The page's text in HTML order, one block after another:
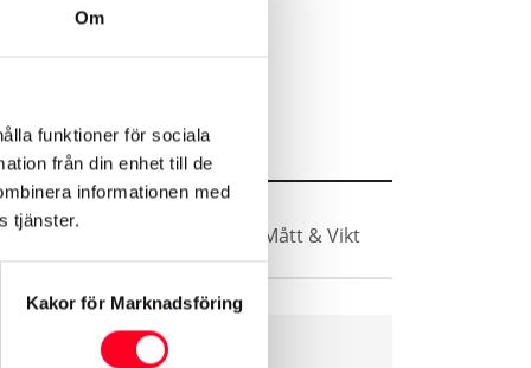
Om
funktioner för sociala
från din enhet till de
informationen med
tjänster.
Kakor för Marknadsföring
Säkerhet & Trygghet Mått & Vikt